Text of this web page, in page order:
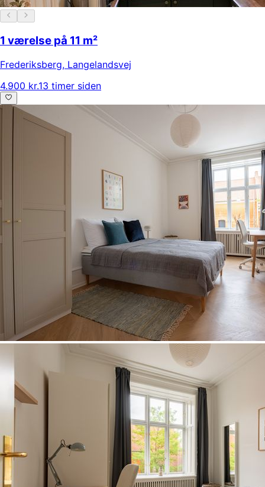
1 værelse på 11 m²
Frederiksberg, Langelandsvej
4.900 kr.13 timer siden